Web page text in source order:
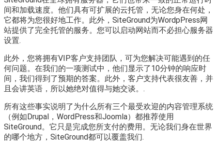
间和加载速度。他们具有可扩展的云托管，无论您身在何处，
它都将为您很好地工作。此外，SiteGround为WordpPress网
站提供了完全托管的服务。您可以启动网站而不必担心服务器
设置.
此外，您将拥有VIP客户支持团队，可为您解决可能遇到的任
何问题。在我们的一项测试中，他们显示了10分钟的响应时
间，我们得到了预期的答案。此外，客户支持代表很友善，并
且会讲英语，所以她绝对值得与她交谈。.
所有这些事实说明了为什么所有三个最受欢迎的内容管理系统
（例如Drupal，WordPress和Joomla）都推荐使用
SiteGround。它只是完成您所支付的费用。无论我们身在世界
的哪个地方，SiteGround都可以覆盖我们.